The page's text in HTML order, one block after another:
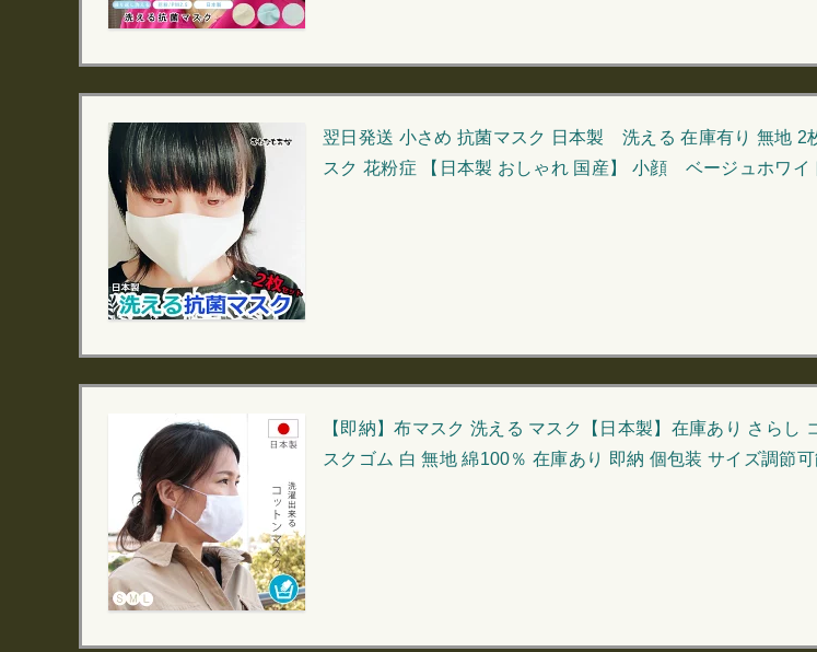
翌日発送 小さめ 抗菌マスク 日本製 洗える 在庫有り 無地 2
スク 花粉症 【日本製 おしゃれ 国産】 小顔 ベージュホワイ
【即納】布マスク 洗える マスク【日本製】在庫あり さら
スクゴム 白 無地 綿100％ 在庫あり 即納 個包装 サイズ調節